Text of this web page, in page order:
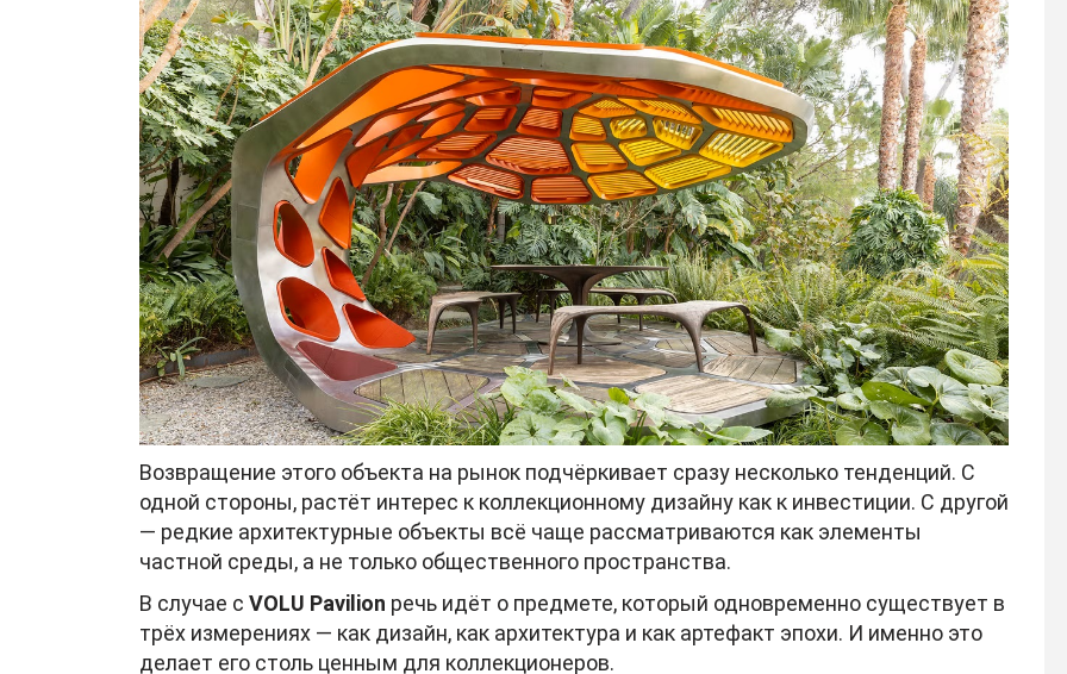
Возвращение этого объекта на рынок подчёркивает сразу несколько тенденций. С
одной стороны, растёт интерес к коллекционному дизайну как к инвестиции. С другой
— редкие архитектурные объекты всё чаще рассматриваются как элементы
частной среды, а не только общественного пространства.
В случае с VOLU Pavilion речь идёт о предмете, который одновременно существует в
трёх измерениях — как дизайн, как архитектура и как артефакт эпохи. И именно это
делает его столь ценным для коллекционеров.